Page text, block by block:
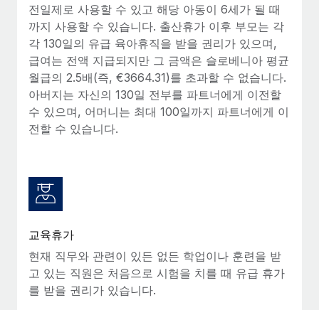
전일제로 사용할 수 있고 해당 아동이 6세가 될 때
까지 사용할 수 있습니다. 출산휴가 이후 부모는 각
각 130일의 유급 육아휴직을 받을 권리가 있으며,
급여는 전액 지급되지만 그 금액은 슬로베니아 평균
월급의 2.5배(즉, €3664.31)를 초과할 수 없습니다.
아버지는 자신의 130일 전부를 파트너에게 이전할
수 있으며, 어머니는 최대 100일까지 파트너에게 이
전할 수 있습니다.
교육휴가
현재 직무와 관련이 있든 없든 학업이나 훈련을 받
고 있는 직원은 처음으로 시험을 치를 때 유급 휴가
를 받을 권리가 있습니다.